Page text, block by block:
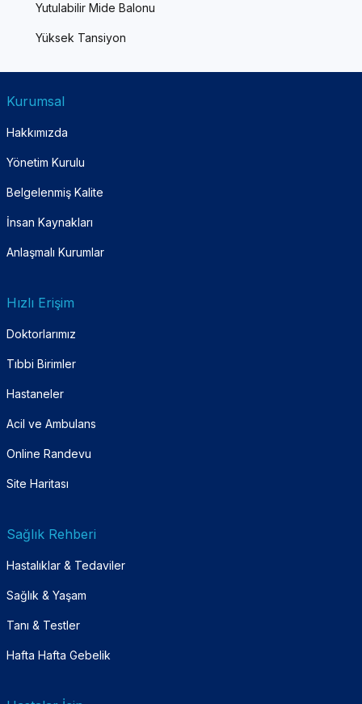
Yutulabilir Mide Balonu
Yüksek Tansiyon
Kurumsal
Hakkımızda
Yönetim Kurulu
Belgelenmiş Kalite
İnsan Kaynakları
Anlaşmalı Kurumlar
Hızlı Erişim
Doktorlarımız
Tıbbi Birimler
Hastaneler
Acil ve Ambulans
Online Randevu
Site Haritası
Sağlık Rehberi
Hastalıklar & Tedaviler
Sağlık & Yaşam
Tanı & Testler
Hafta Hafta Gebelik